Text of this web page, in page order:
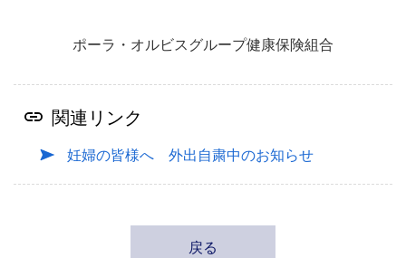
ポーラ・オルビスグループ健康保険組合
関連リンク
妊婦の皆様へ 外出自粛中のお知らせ
戻る